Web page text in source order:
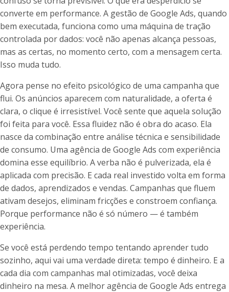
converte em performance. A gestão de Google Ads, quando
bem executada, funciona como uma máquina de tração
controlada por dados: você não apenas alcança pessoas,
mas as certas, no momento certo, com a mensagem certa.
Isso muda tudo.
Agora pense no efeito psicológico de uma campanha que
flui. Os anúncios aparecem com naturalidade, a oferta é
clara, o clique é irresistível. Você sente que aquela solução
foi feita para você. Essa fluidez não é obra do acaso. Ela
nasce da combinação entre análise técnica e sensibilidade
de consumo. Uma agência de Google Ads com experiência
domina esse equilíbrio. A verba não é pulverizada, ela é
aplicada com precisão. E cada real investido volta em forma
de dados, aprendizados e vendas. Campanhas que fluem
ativam desejos, eliminam fricções e constroem confiança.
Porque performance não é só número — é também
experiência.
Se você está perdendo tempo tentando aprender tudo
sozinho, aqui vai uma verdade direta: tempo é dinheiro. E a
cada dia com campanhas mal otimizadas, você deixa
dinheiro na mesa. A melhor agência de Google Ads entrega